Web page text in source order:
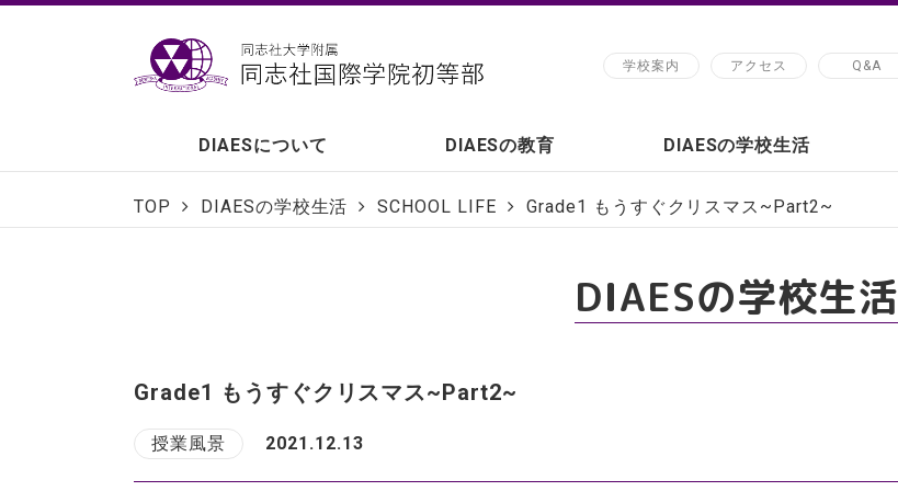
学校案内 アクセス Q&A
DIAESについて DIAESの教育 DIAESの学校生活
TOP DIAESの学校生活 SCHOOL LIFE Grade1 もうすぐクリスマス~Part2~
DIAESの学校生活
Grade1 もうすぐクリスマス~Part2~
授業風景 2021.12.13